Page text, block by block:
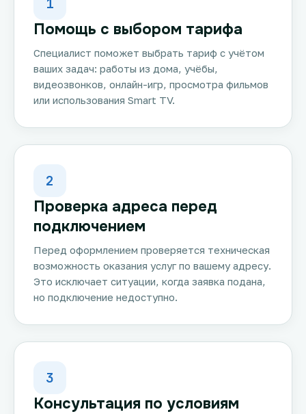
Помощь с выбором тарифа
Специалист поможет выбрать тариф с учётом
ваших задач: работы из дома, учёбы,
видеозвонков, онлайн-игр, просмотра фильмов
или использования Smart TV.
2
Проверка адреса перед
подключением
Перед оформлением проверяется техническая
возможность оказания услуг по вашему адресу.
Это исключает ситуации, когда заявка подана,
но подключение недоступно.
3
Консультация по условиям